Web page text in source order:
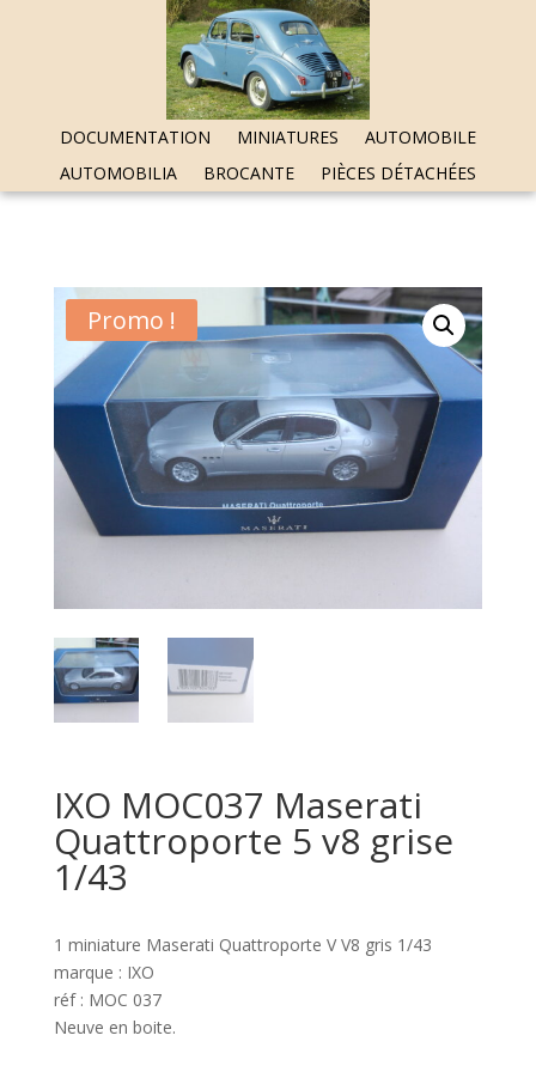
DOCUMENTATION MINIATURES
AUTOMOBILE
AUTOMOBILIA
BROCANTE PIÈCES DÉTACHÉES
Promo !
IXO MOC037 Maserati
Quattroporte 5 v8 grise
1/43
1 miniature Maserati Quattroporte V V8 gris 1/43
marque : IXO
réf : MOC 037
Neuve en boite.